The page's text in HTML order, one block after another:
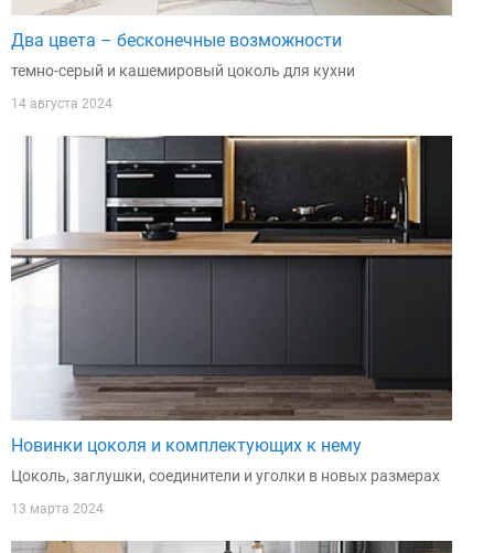
Два цвета – бесконечные возможности
темно-серый и кашемировый цоколь для кухни
14 августа 2024
Новинки цоколя и комплектующих к нему
Цоколь, заглушки, соединители и уголки в новых размерах
13 марта 2024